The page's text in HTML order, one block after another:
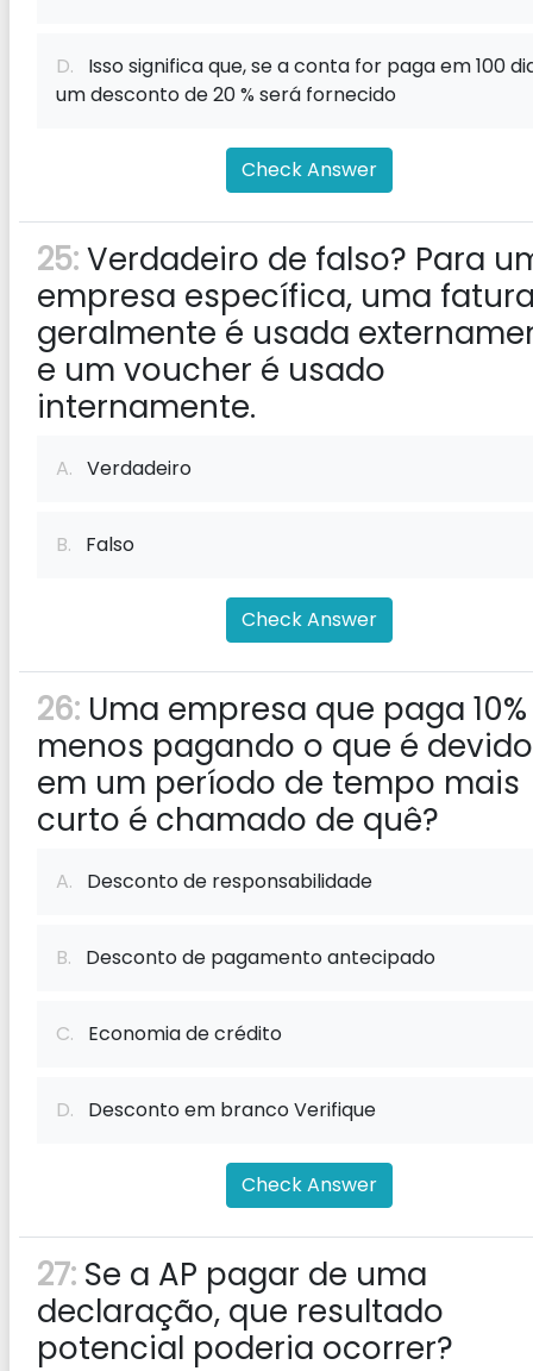
D. Isso significa que, se a conta for paga em 100
um desconto de 20 % será fornecido
Check Answer
25:Verdadeiro de falso? Para
empresa específica, uma
geralmente é usada
e um voucher é usado
internamente.
A. Verdadeiro
B. Falso
Check Answer
26: Uma empresa que paga 10%
menos pagando o que é devido
em um período de tempo mais
curto é chamado de quê?
A. Desconto de responsabilidade
B. Desconto de pagamento antecipado
C. Economia de crédito
D. Desconto em branco Verifique
Check Answer
27: Se a AP pagar de uma
declaração, que resultado
potencial poderia ocorrer?